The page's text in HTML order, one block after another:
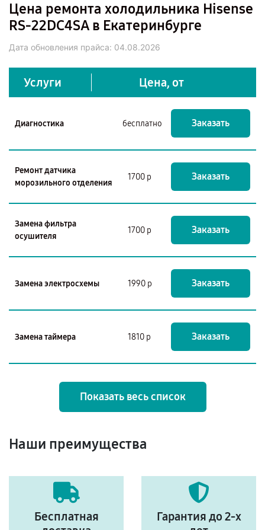
Цена ремонта холодильника Hisense
RS-22DC4SA в Екатеринбурге
Дата обновления прайса: 04.08.2026
Услуги Цена, от
Диагностика бесплатно Заказать
Ремонт датчика
морозильного отделения
1700 р Заказать
Замена фильтра
осушителя
1700 р Заказать
Замена электросхемы 1990 р Заказать
Замена таймера 1810 р Заказать
Показать весь список
Наши преимущества
Бесплатная
Гарантия до 2-х